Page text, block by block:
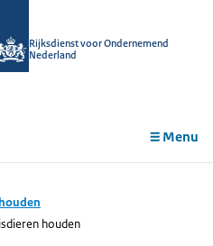
Rijksdienst voor Ondernemend
Nederland
Menu
houden